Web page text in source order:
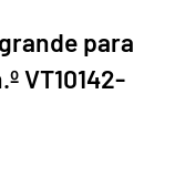
para
VT10142-